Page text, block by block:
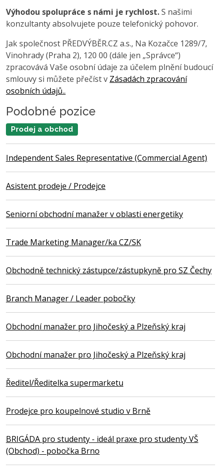
Výhodou spolupráce s námi je rychlost.S našimi
konzultanty absolvujete pouze telefonický pohovor.
Jak společnost PŘEDVÝBĚR.CZ a.s., Na Kozačce 1289/7,
Vinohrady (Praha 2), 120 00 (dále jen „Správce“)
zpracovává Vaše osobní údaje za účelem plnění budoucí
smlouvy si můžete přečíst v Zásadách zpracování
osobních údajů..
Podobné pozice
Prodej a obchod
Independent Sales Representative (Commercial Agent)
Asistent prodeje / Prodejce
Seniorní obchodní manažer v oblasti energetiky
Trade Marketing Manager/ka CZ/SK
Obchodně technický zástupce/zástupkyně pro SZ Čechy
Branch Manager / Leader pobočky
Obchodní manažer pro Jihočeský a Plzeňský kraj
Obchodní manažer pro Jihočeský a Plzeňský kraj
Ředitel/Ředitelka supermarketu
Prodejce pro koupelnové studio v Brně
BRIGÁDA pro studenty - ideál praxe pro studenty VŠ
(Obchod) - pobočka Brno